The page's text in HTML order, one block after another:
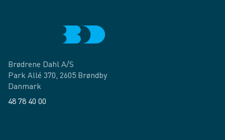
Brødrene Dahl A/S
Park Allé 370, 2605 Brøndby
Danmark
48 78 40 00